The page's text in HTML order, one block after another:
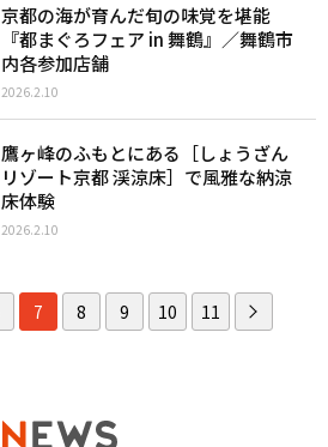
京都の海が育んだ旬の味覚を堪能
『都まぐろフェア in 舞鶴』／舞鶴市
内各参加店舗
2026.2.10
鷹ヶ峰のふもとにある［しょうざん
リゾート京都 渓涼床］で風雅な納涼
床体験
2026.2.10
7 8 9 10 11